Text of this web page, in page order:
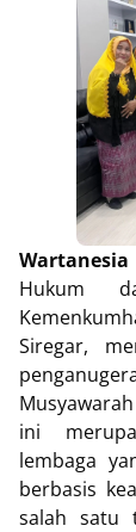
Hukum
Siregar,
ini
lembaga
berbasis
salah satu